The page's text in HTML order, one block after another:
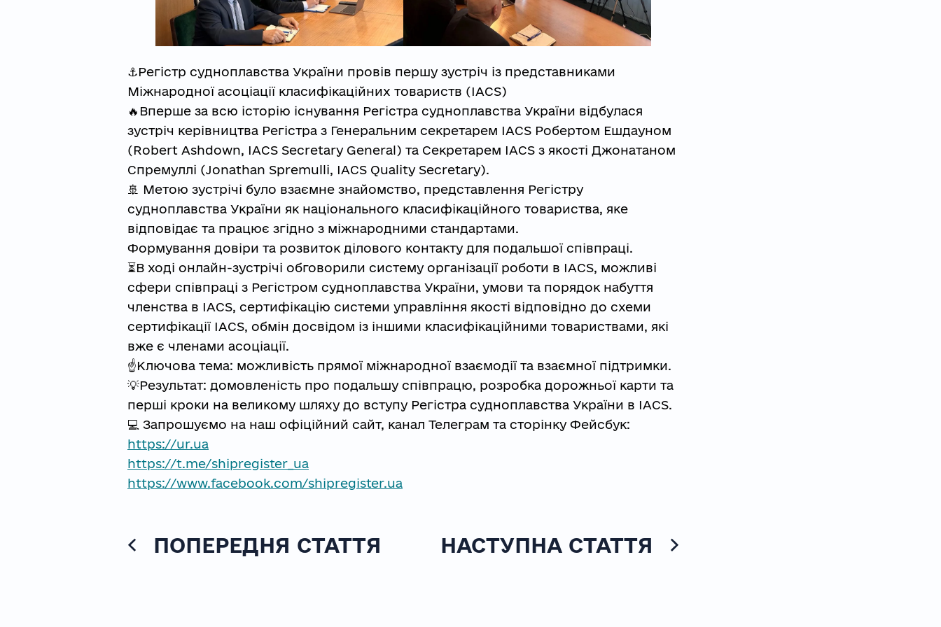
⚓️Регістр судноплавства України провів першу зустріч із представниками
Міжнародної асоціації класифікаційних товариств (IACS)
🔥Вперше за всю історію існування Регістра судноплавства України відбулася
зустріч керівництва Регістра з Генеральним секретарем IACS Робертом Ешдауном
(Robert Ashdown, IACS Secretary General) та Секретарем IACS з якості Джонатаном
Спремуллі (Jonathan Spremulli, IACS Quality Secretary).
🚢 Метою зустрічі було взаємне знайомство, представлення Регістру
судноплавства України як національного класифікаційного товариства, яке
відповідає та працює згідно з міжнародними стандартами.
Формування довіри та розвиток ділового контакту для подальшої співпраці.
⏳В ході онлайн-зустрічі обговорили систему організації роботи в IACS, можливі
сфери співпраці з Регістром судноплавства України, умови та порядок набуття
членства в IACS, сертифікацію системи управління якості відповідно до схеми
сертифікації IACS, обмін досвідом із іншими класифікаційними товариствами, які
вже є членами асоціації.
☝️Ключова тема: можливість прямої міжнародної взаємодії та взаємної підтримки.
💡Результат: домовленість про подальшу співпрацю, розробка дорожньої карти та
перші кроки на великому шляху до вступу Регістра судноплавства України в IACS.
💻️ Запрошуємо на наш офіційний сайт, канал Телеграм та сторінку Фейсбук:
https://ur.ua
https://t.me/shipregister_ua
https://www.facebook.com/shipregister.ua
ПОПЕРЕДНЯ СТАТТЯ НАСТУПНА СТАТТЯ